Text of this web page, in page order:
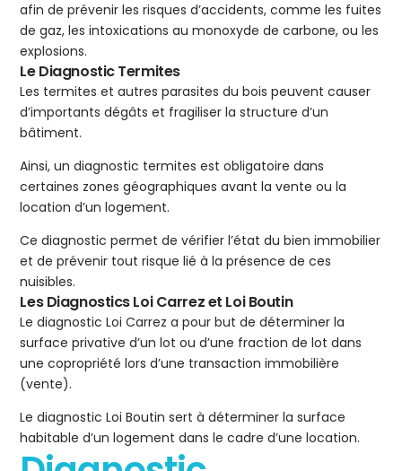
afin de prévenir les risques d’accidents, comme les fuites
de gaz, les intoxications au monoxyde de carbone, ou les
explosions.
Le Diagnostic Termites
Les termites et autres parasites du bois peuvent causer
d’importants dégâts et fragiliser la structure d’un
bâtiment.
Ainsi, un diagnostic termites est obligatoire dans
certaines zones géographiques avant la vente ou la
location d’un logement.
Ce diagnostic permet de vérifier l’état du bien immobilier
et de prévenir tout risque lié à la présence de ces
nuisibles.
Les Diagnostics Loi Carrez et Loi Boutin
Le diagnostic Loi Carrez a pour but de déterminer la
surface privative d’un lot ou d’une fraction de lot dans
une copropriété lors d’une transaction immobilière
(vente).
Le diagnostic Loi Boutin sert à déterminer la surface
habitable d’un logement dans le cadre d’une location.